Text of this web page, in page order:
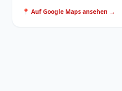
📍 Auf Google Maps ansehen →